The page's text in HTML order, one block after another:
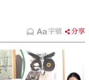
字號 分享